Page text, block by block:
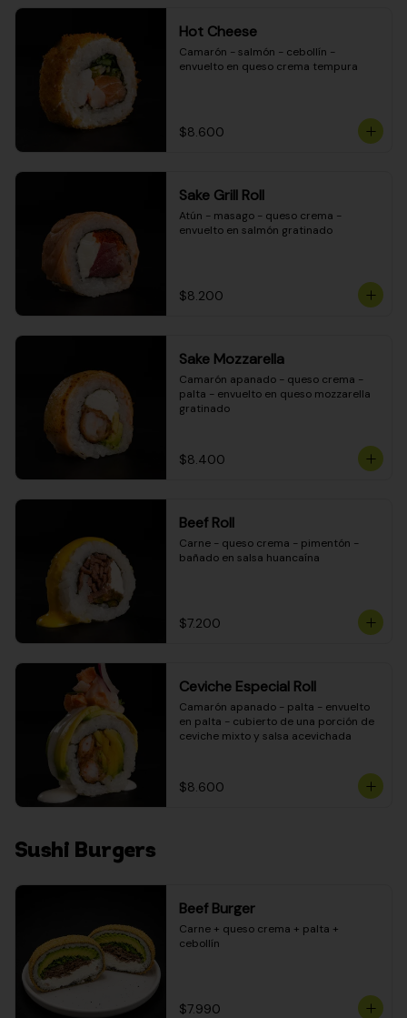
Hot Cheese
Camarón - salmón - cebollín -
envuelto en queso crema tempura
$8.600
Sake Grill Roll
Atún - masago - queso crema -
envuelto en salmón gratinado
$8.200
Sake Mozzarella
Camarón apanado - queso crema -
palta - envuelto en queso mozzarella
gratinado
$8.400
Beef Roll
Carne - queso crema - pimentón -
bañado en salsa huancaína
$7.200
Ceviche Especial Roll
Camarón apanado - palta - envuelto
en palta - cubierto de una porción de
ceviche mixto y salsa acevichada
$8.600
Sushi Burgers
Beef Burger
Carne + queso crema + palta +
cebollín
$7.990